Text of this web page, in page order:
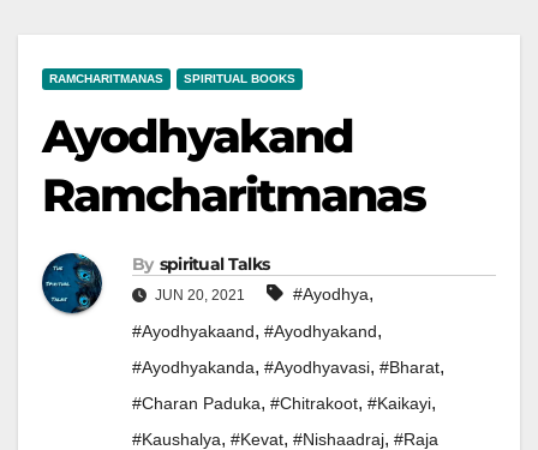
RAMCHARITMANAS SPIRITUAL BOOKS
Ayodhyakand
Ramcharitmanas
By Spiritual Talks
JUN 20, 2021 #ayodhya,
#ayodhyakaand, #ayodhyakand,
#ayodhyakanda, #ayodhyavasi, #bharat,
#charan Paduka, #chitrakoot, #kaikayi,
#kaushalya, #kevat, #nishaadraj, #raja